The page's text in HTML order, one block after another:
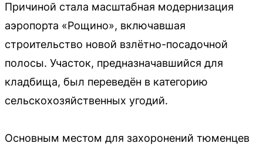
Причиной стала масштабная модернизация
аэропорта «Рощино», включавшая
строительство новой взлётно-посадочной
полосы. Участок, предназначавшийся для
кладбища, был переведён в категорию
сельскохозяйственных угодий.
Основным местом для захоронений тюменцев